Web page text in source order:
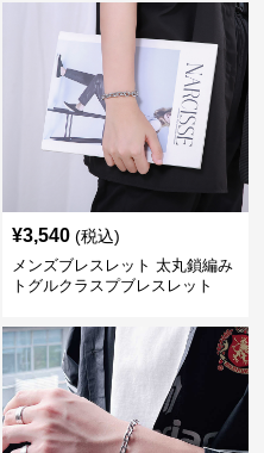
¥3,540 (税込)
メンズブレスレット 太丸鎖編み
トグルクラスプブレスレット